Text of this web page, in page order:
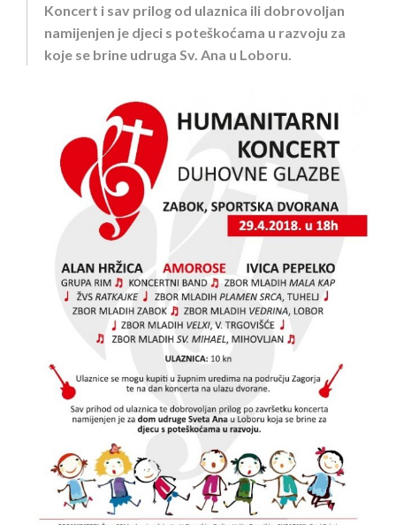
Koncert i sav prilog od ulaznica ili dobrovoljan
namijenjen je djeci s poteškoćama u razvoju za
koje se brine udruga Sv. Ana u Loboru.